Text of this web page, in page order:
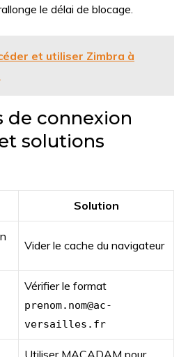
le délai de blocage.
et utiliser Zimbra à
de connexion
solutions
Solution
Vider le cache du navigateur
Vérifier le format
prenom.nom@ac-
versailles.fr